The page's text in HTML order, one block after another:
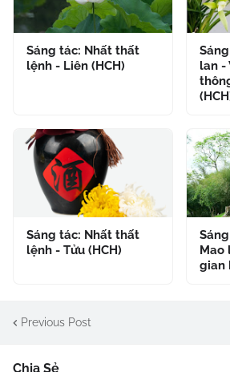
Sáng tác: Nhất thất
lệnh - Liên (HCH)
lan -
Sáng tác: Nhất thất
lệnh - Tửu (HCH)
Mao
gian
Previous Post
Chia Sẻ